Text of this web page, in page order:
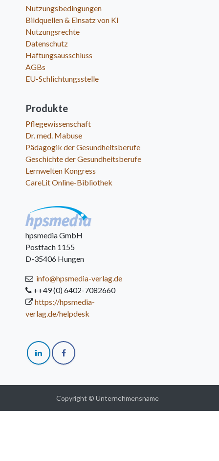
Nutzungsbedingungen
Bildquellen & Einsatz von KI
Nutzungsrechte
Datenschutz
Haftungsausschluss
AGBs
EU-Schlichtungsstelle
Produkte
Pflegewissenschaft
Dr. med. Mabuse
Pädagogik der Gesundheitsberufe
Geschichte der Gesundheitsberufe
Lernwelten Kongress
CareLit Online-Bibliothek
hpsmedia GmbH
Postfach 1155
D-35406 Hungen
info@hpsmedia-verlag.de
++49 (0) 6402-7082660
https://hpsmedia-
verlag.de/helpdesk
Copyright © Unternehmensname